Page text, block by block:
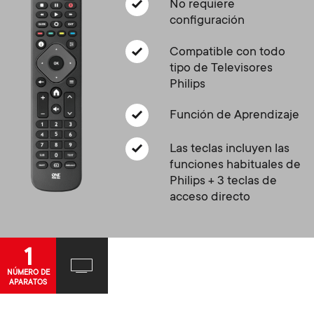
a
r
y
p
r
o
d
u
Gestión de cables
o
n
d
a
r
y
p
NÚMERO DE
APARATOS
1
No requiere
configuración
Compatible con todo
tipo de Televisores
Philips
Función de Aprendizaje
Las teclas incluyen las
funciones habituales de
Philips + 3 teclas de
acceso directo